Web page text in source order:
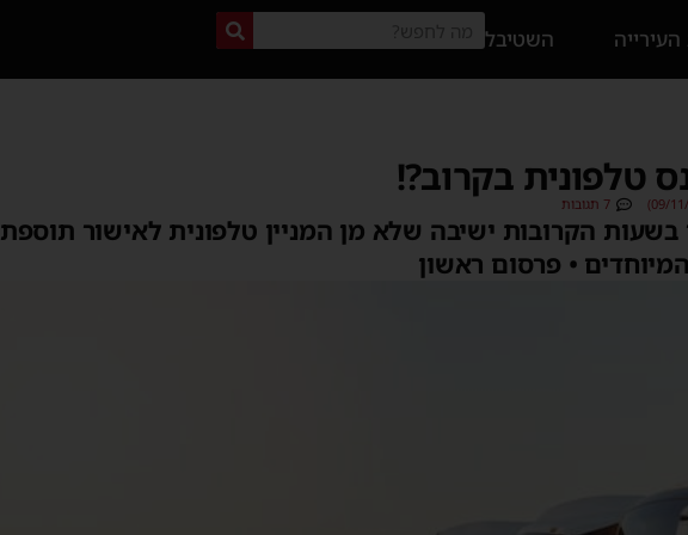
השטיבל
טלפונית בקרוב?!
7 תגובות
הקרובות ישיבה שלא מן המניין טלפונית לאישור תוספת
• פרסום ראשון